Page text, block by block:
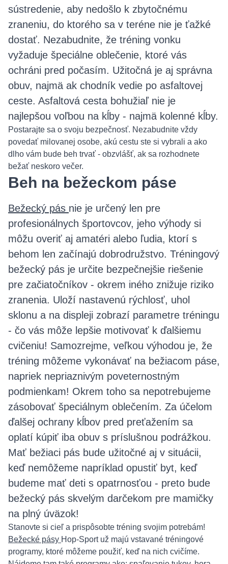
sústredenie, aby nedošlo k zbytočnému
zraneniu, do ktorého sa v teréne nie je ťažké
dostať. Nezabudnite, že tréning vonku
vyžaduje špeciálne oblečenie, ktoré vás
ochráni pred počasím. Užitočná je aj správna
obuv, najmä ak chodník vedie po asfaltovej
ceste. Asfaltová cesta bohužiaľ nie je
najlepšou voľbou na kĺby - najmä kolenné kĺby.
Postarajte sa o svoju bezpečnosť. Nezabudnite vždy
povedať milovanej osobe, akú cestu ste si vybrali a ako
dlho vám bude beh trvať - obzvlášť, ak sa rozhodnete
bežať neskoro večer.
Beh na bežeckom páse
Bežecký pás nie je určený len pre
profesionálnych športovcov, jeho výhody si
môžu overiť aj amatéri alebo ľudia, ktorí s
behom len začínajú dobrodružstvo. Tréningový
bežecký pás je určite bezpečnejšie riešenie
pre začiatočníkov - okrem iného znižuje riziko
zranenia. Uloží nastavenú rýchlosť, uhol
sklonu a na displeji zobrazí parametre tréningu
- čo vás môže lepšie motivovať k ďalšiemu
cvičeniu! Samozrejme, veľkou výhodou je, že
tréning môžeme vykonávať na bežiacom páse,
napriek nepriaznivým poveternostným
podmienkam! Okrem toho sa nepotrebujeme
zásobovať špeciálnym oblečením. Za účelom
ďalšej ochrany kĺbov pred preťažením sa
oplatí kúpiť iba obuv s príslušnou podrážkou.
Mať bežiaci pás bude užitočné aj v situácii,
keď nemôžeme napríklad opustiť byt, keď
budeme mať deti s opatrnosťou - preto bude
bežecký pás skvelým darčekom pre mamičky
na plný úväzok!
Stanovte si cieľ a prispôsobte tréning svojim potrebám!
Bežecké pásy Hop-Sport už majú vstavané tréningové
programy, ktoré môžeme použiť, keď na nich cvičíme.